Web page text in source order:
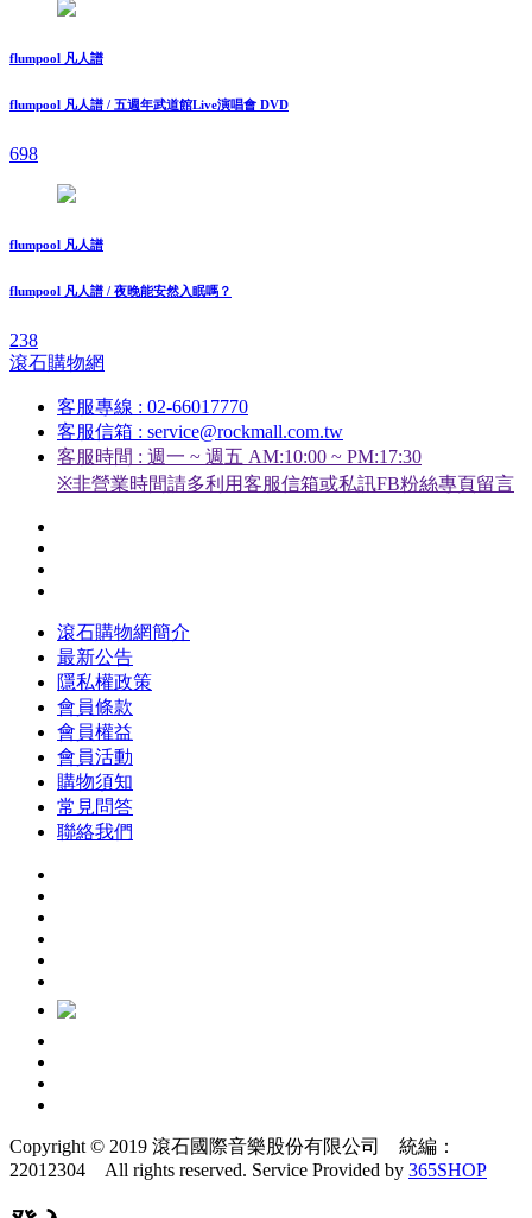
flumpool 凡人譜
flumpool 凡人譜 / 五週年武道館Live演唱會 DVD
698
flumpool 凡人譜
flumpool 凡人譜 / 夜晚能安然入眠嗎？
238
滾石購物網
客服專線 : 02-66017770
客服信箱 : service@rockmall.com.tw
客服時間 : 週一 ~ 週五 AM:10:00 ~ PM:17:30
※非營業時間請多利用客服信箱或私訊FB粉絲專頁留言
滾石購物網簡介
最新公告
隱私權政策
會員條款
會員權益
會員活動
購物須知
常見問答
聯絡我們
Copyright © 2019 滾石國際音樂股份有限公司 統編：
22012304 All rights reserved. Service Provided by 365SHOP